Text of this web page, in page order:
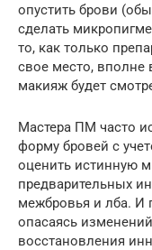
опустить брови
сделать
то, как только
свое место, вполне
макияж будет
Мастера ПМ часто
форму бровей с
оценить истинную
предварительных
межбровья и лба. И
опасаясь
восстановления